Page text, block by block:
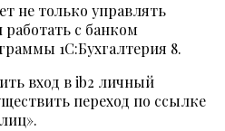
не только управлять
с банком
1С:Бухгалтерия 8.
вход в ib2 личный
переход по ссылке